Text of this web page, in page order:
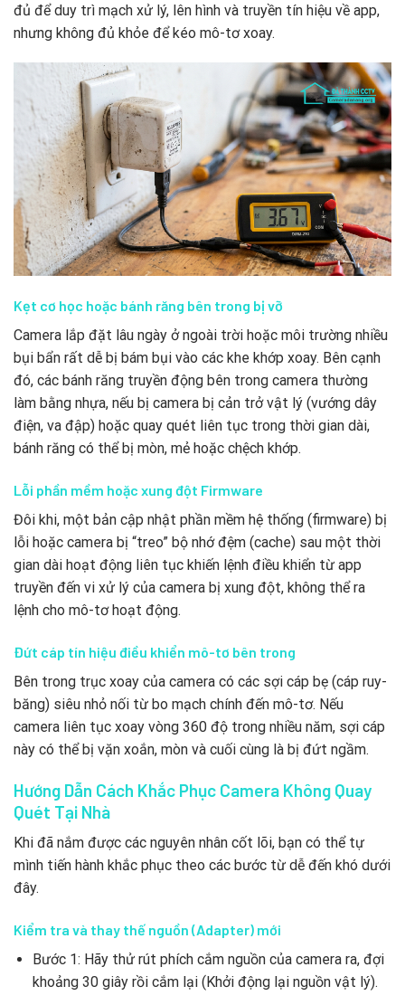
đủ để duy trì mạch xử lý, lên hình và truyền tín hiệu về app,
nhưng không đủ khỏe để kéo mô-tơ xoay.
Kẹt cơ học hoặc bánh răng bên trong bị vỡ
Camera lắp đặt lâu ngày ở ngoài trời hoặc môi trường nhiều
bụi bẩn rất dễ bị bám bụi vào các khe khớp xoay. Bên cạnh
đó, các bánh răng truyền động bên trong camera thường
làm bằng nhựa, nếu bị camera bị cản trở vật lý (vướng dây
điện, va đập) hoặc quay quét liên tục trong thời gian dài,
bánh răng có thể bị mòn, mẻ hoặc chệch khớp.
Lỗi phần mềm hoặc xung đột Firmware
Đôi khi, một bản cập nhật phần mềm hệ thống (firmware) bị
lỗi hoặc camera bị “treo” bộ nhớ đệm (cache) sau một thời
gian dài hoạt động liên tục khiến lệnh điều khiển từ app
truyền đến vi xử lý của camera bị xung đột, không thể ra
lệnh cho mô-tơ hoạt động.
Đứt cáp tín hiệu điều khiển mô-tơ bên trong
Bên trong trục xoay của camera có các sợi cáp bẹ (cáp ruy-
băng) siêu nhỏ nối từ bo mạch chính đến mô-tơ. Nếu
camera liên tục xoay vòng 360 độ trong nhiều năm, sợi cáp
này có thể bị vặn xoắn, mòn và cuối cùng là bị đứt ngầm.
Hướng Dẫn Cách Khắc Phục Camera Không Quay
Quét Tại Nhà
Khi đã nắm được các nguyên nhân cốt lõi, bạn có thể tự
mình tiến hành khắc phục theo các bước từ dễ đến khó dưới
đây.
Kiểm tra và thay thế nguồn (Adapter) mới
Bước 1: Hãy thử rút phích cắm nguồn của camera ra, đợi
khoảng 30 giây rồi cắm lại (Khởi động lại nguồn vật lý).